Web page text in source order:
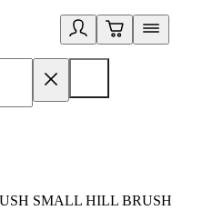
SMALL HILL BRUSH